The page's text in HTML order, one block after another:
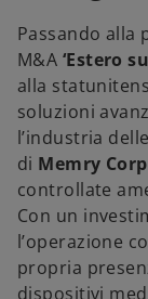
Passando alla
M&A ‘Estero
alla
soluzioni
l’industria
di Memry
controllate
Con un
l’operazione
propria
dispositivi